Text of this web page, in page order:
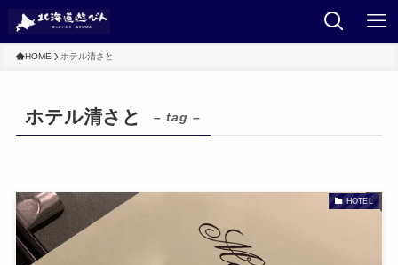
HOME ホテル清さと
ホテル清さと – tag –
HOTEL